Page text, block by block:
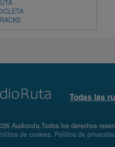
Todas las
Audioruta.Todos los derechos
de cookies. Política de